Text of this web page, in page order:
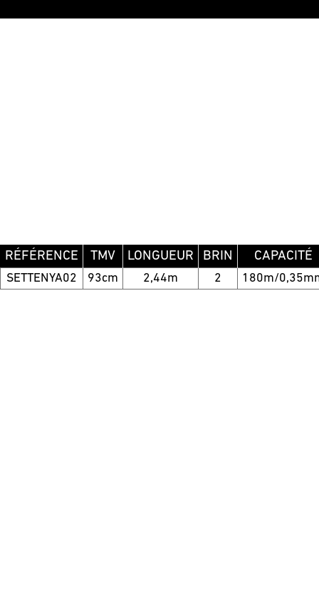
RÉFÉRENCE TMV LONGUEUR BRIN CAPACITÉ
SETTENYA02 93cm 2,44m 2 180m/